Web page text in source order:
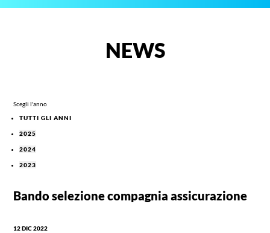
NEWS
Scegli l'anno
TUTTI GLI ANNI
2025
2024
2023
Bando selezione compagnia assicurazione
12 DIC 2022